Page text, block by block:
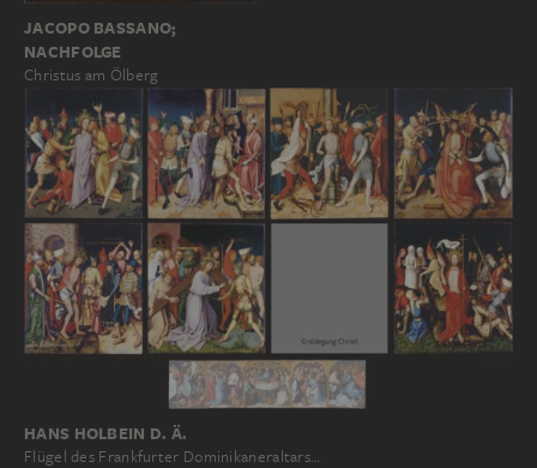
JACOPO BASSANO;
NACHFOLGE
Christus am Ölberg
HANS HOLBEIN D. Ä.
Flügel des Frankfurter Dominikaneraltars…